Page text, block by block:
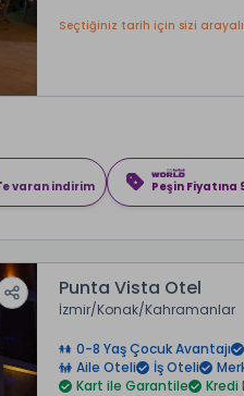
Seçtiğiniz tarih için sizi
varan indirim Peşin Fiyatına
Punta Vista Otel
İzmir Konak Kahramanlar
0-8 Yaş Çocuk Avantajı
Aile Oteli
İş Oteli
Kart ile Garantile
Kredi